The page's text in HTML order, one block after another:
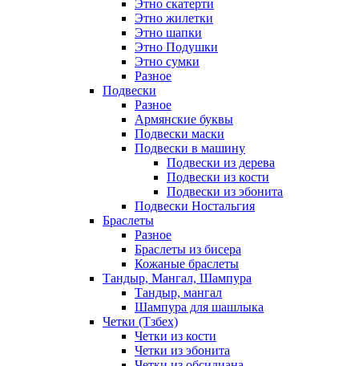
Этно скатерти
Этно жилетки
Этно шапки
Этно Подушки
Этно сумки
Разное
Подвески
Разное
Армянские буквы
Подвески маски
Подвески в машину
Подвески из дерева
Подвески из кости
Подвески из эбонита
Подвески Ностальгия
Браслеты
Разное
Браслеты из бисера
Кожаные браслеты
Тандыр, Мангал, Шампура
Тандыр, мангал
Шампура для шашлыка
Четки (Тзбех)
Четки из кости
Четки из эбонита